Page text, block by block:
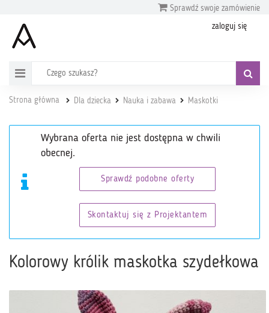
Sprawdź swoje zamówienie
zaloguj się
Strona główna Dla dziecka Nauka i zabawa Maskotki
Wybrana oferta nie jest dostępna w chwili
obecnej.
Sprawdź podobne oferty
Skontaktuj się z Projektantem
Kolorowy królik maskotka szydełkowa